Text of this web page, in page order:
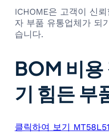
ICHOME은 고객이 신
자 부품 유통업체가 되
습니다.
BOM 비용
기 힘든 부
클릭하여 보기